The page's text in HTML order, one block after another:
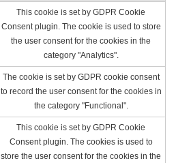
This cookie is set by GDPR Cookie
Consent plugin. The cookie is used to store
the user consent for the cookies in the
category "Analytics".
The cookie is set by GDPR cookie consent
to record the user consent for the cookies in
the category "Functional".
This cookie is set by GDPR Cookie
Consent plugin. The cookies is used to
store the user consent for the cookies in the